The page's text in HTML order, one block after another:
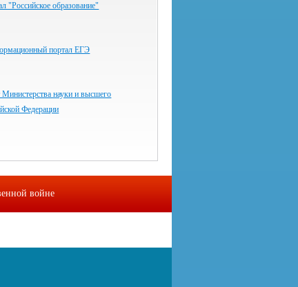
"Российское образование"
портал ЕГЭ
науки и высшего
Федерации
войне